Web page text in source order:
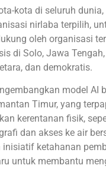
kota di seluruh
nirlaba terpilih,
oleh organisasi
di Solo, Jawa
dan demokratis.
model AI
Timur, yang
kerentanan fisik,
dan akses ke air
ketahanan
untuk membantu